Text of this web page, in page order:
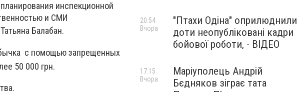
инспекционной
и СМИ
Балабан.
с помощью запрещенных
50 000 грн.
"Птахи Одіна" оприлюднили
доти неопубліковані кадри
бойової роботи, - ВІДЕО
20:54
Вчора
Маріуполець Андрій
Бєдняков зіграє тата
17:15
Вчора